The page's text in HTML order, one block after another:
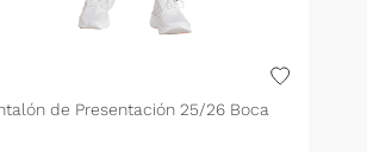
de Presentación 25/26 Boca